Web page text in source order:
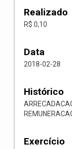
Realizado
R$ 0,10
Data
2018-02-28
Histórico
Exercício